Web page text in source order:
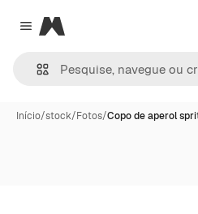
Close menu
Magnific
Início/stock/Fotos/Copo de aperol